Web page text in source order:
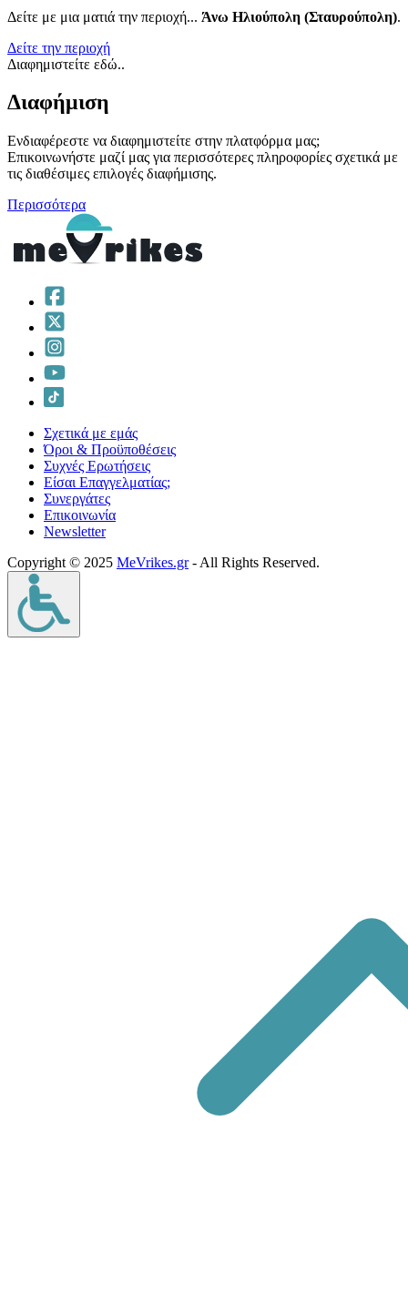
Δείτε με μια ματιά την περιοχή... Άνω Ηλιούπολη (Σταυρούπολη).
Δείτε την περιοχή
Διαφημιστείτε εδώ..
Διαφήμιση
Ενδιαφέρεστε να διαφημιστείτε στην πλατφόρμα μας;
Επικοινωνήστε μαζί μας για περισσότερες πληροφορίες σχετικά με
τις διαθέσιμες επιλογές διαφήμισης.
Περισσότερα
Σχετικά με εμάς
Όροι & Προϋποθέσεις
Συχνές Ερωτήσεις
Είσαι Επαγγελματίας;
Συνεργάτες
Επικοινωνία
Νewsletter
Copyright © 2025 MeVrikes.gr- All Rights Reserved.